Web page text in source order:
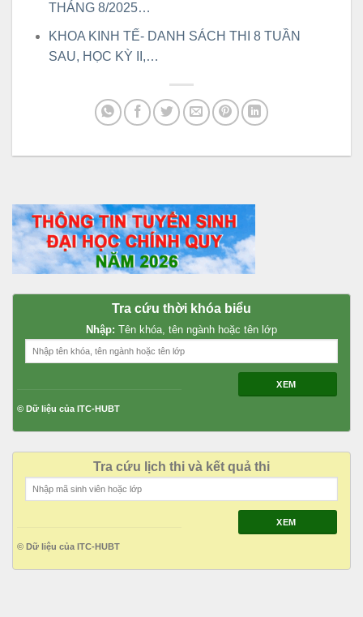
THÁNG 8/2025…
KHOA KINH TẾ- DANH SÁCH THI 8 TUẦN
SAU, HỌC KỲ II,…
Tra cứu thời khóa biểu
Nhập: Tên khóa, tên ngành hoặc tên lớp
XEM
© Dữ liệu của ITC-HUBT
Tra cứu lịch thi và kết quả thi
XEM
© Dữ liệu của ITC-HUBT